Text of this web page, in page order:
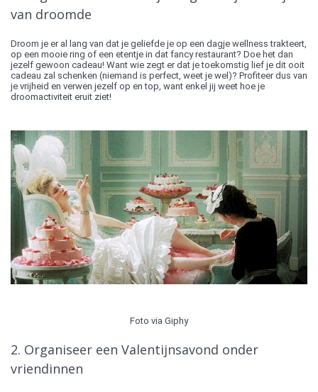
van droomde
Droom je er al lang van dat je geliefde je op een dagje wellness trakteert,
op een mooie ring of een etentje in dat fancy restaurant? Doe het dan
jezelf gewoon cadeau! Want wie zegt er dat je toekomstig lief je dit ooit
cadeau zal schenken (niemand is perfect, weet je wel)? Profiteer dus van
je vrijheid en verwen jezelf op en top, want enkel jij weet hoe je
droomactiviteit eruit ziet!
Foto via Giphy
2. Organiseer een Valentijnsavond onder
vriendinnen